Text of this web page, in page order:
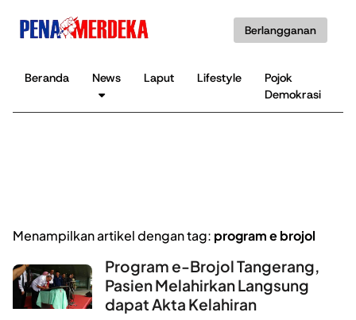
Berlangganan
Beranda News Laput Lifestyle
Pojok
Demokrasi
Menampilkan artikel dengan tag: program e brojol
Program e-Brojol Tangerang,
Pasien Melahirkan Langsung
dapat Akta Kelahiran